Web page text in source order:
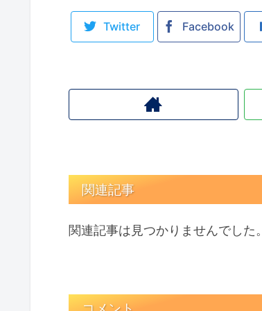
Twitter Facebook
関連記事
関連記事は見つかりませんでした。